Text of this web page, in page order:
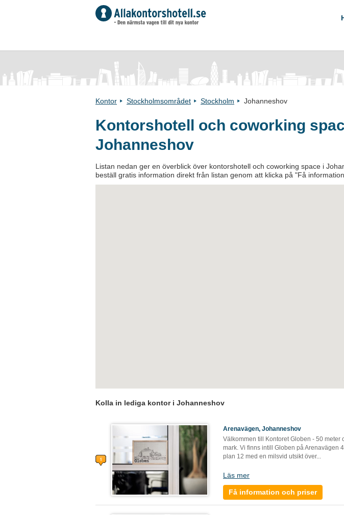
Kontor Stockholmsområdet Stockholm Johanneshov
Kontorshotell och coworking
Johanneshov
Listan nedan ger en överblick över kontorshotell och coworking space i
beställ gratis information direkt från listan genom att klicka på "Få
Kolla in lediga kontor i Johanneshov
Arenavägen, Johanneshov
Välkommen till Kontoret Globen - 50 meter
mark. Vi finns intill Globen på Arenavägen
plan 12 med en milsvid utsikt över...
Läs mer
Få information och priser